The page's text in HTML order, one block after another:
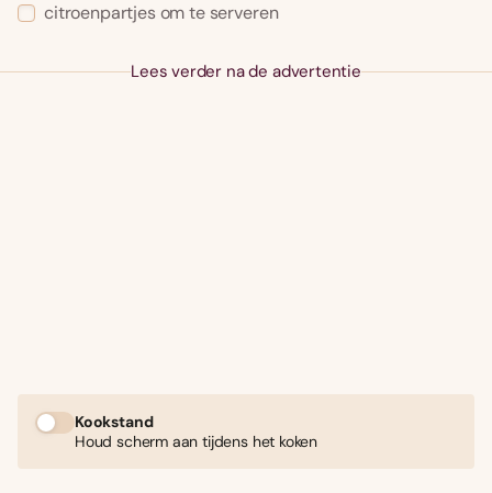
citroenpartjes om te serveren
Lees verder na de advertentie
Kookstand
Houd scherm aan tijdens het koken